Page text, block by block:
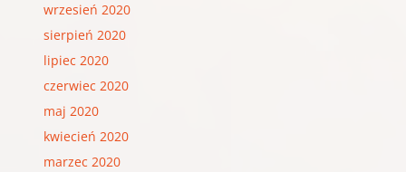
wrzesień 2020
sierpień 2020
lipiec 2020
czerwiec 2020
maj 2020
kwiecień 2020
marzec 2020